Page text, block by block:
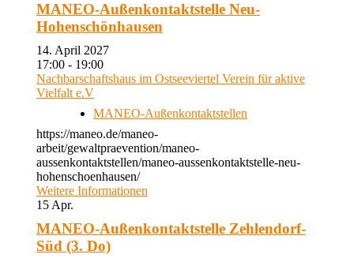
MANEO-Außenkontaktstelle Neu-
Hohenschönhausen
14. April 2027
17:00 - 19:00
Nachbarschaftshaus im Ostseeviertel Verein für aktive
Vielfalt e.V
MANEO-Außenkontaktstellen
https://maneo.de/maneo-
arbeit/gewaltpraevention/maneo-
aussenkontaktstellen/maneo-aussenkontaktstelle-neu-
hohenschoenhausen/
Weitere Informationen
15 Apr.
MANEO-Außenkontaktstelle Zehlendorf-
Süd (3. Do)